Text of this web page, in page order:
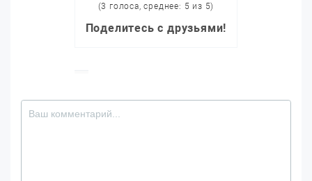
(3 голоса, среднее: 5 из 5)
Поделитесь с друзьями!